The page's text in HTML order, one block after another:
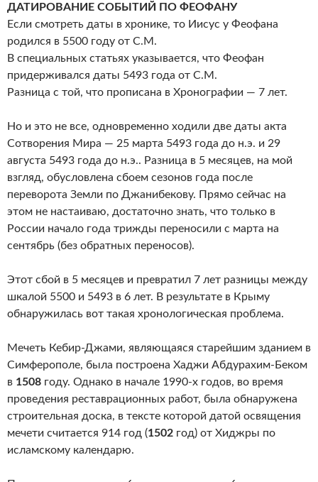
ДАТИРОВАНИЕ СОБЫТИЙ ПО ФЕОФАНУ
Если смотреть даты в хронике, то Иисус у Феофана
родился в 5500 году от С.М.
В специальных статьях указывается, что Феофан
придерживался даты 5493 года от С.М.
Разница с той, что прописана в Хронографии — 7 лет.
Но и это не все, одновременно ходили две даты акта
Сотворения Мира — 25 марта 5493 года до н.э. и 29
августа 5493 года до н.э.. Разница в 5 месяцев, на мой
взгляд, обусловлена сбоем сезонов года после
переворота Земли по Джанибекову. Прямо сейчас на
этом не настаиваю, достаточно знать, что только в
России начало года трижды переносили с марта на
сентябрь (без обратных переносов).
Этот сбой в 5 месяцев и превратил 7 лет разницы между
шкалой 5500 и 5493 в 6 лет. В результате в Крыму
обнаружилась вот такая хронологическая проблема.
Мечеть Кебир-Джами, являющаяся старейшим зданием в
Симферополе, была построена Хаджи Абдурахим-Беком
в 1508 году. Однако в начале 1990-х годов, во время
проведения реставрационных работ, была обнаружена
строительная доска, в тексте которой датой освящения
мечети считается 914 год (1502 год) от Хиджры по
исламскому календарю.